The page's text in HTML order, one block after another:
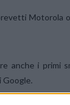
Motorola
anche i primi
Google.